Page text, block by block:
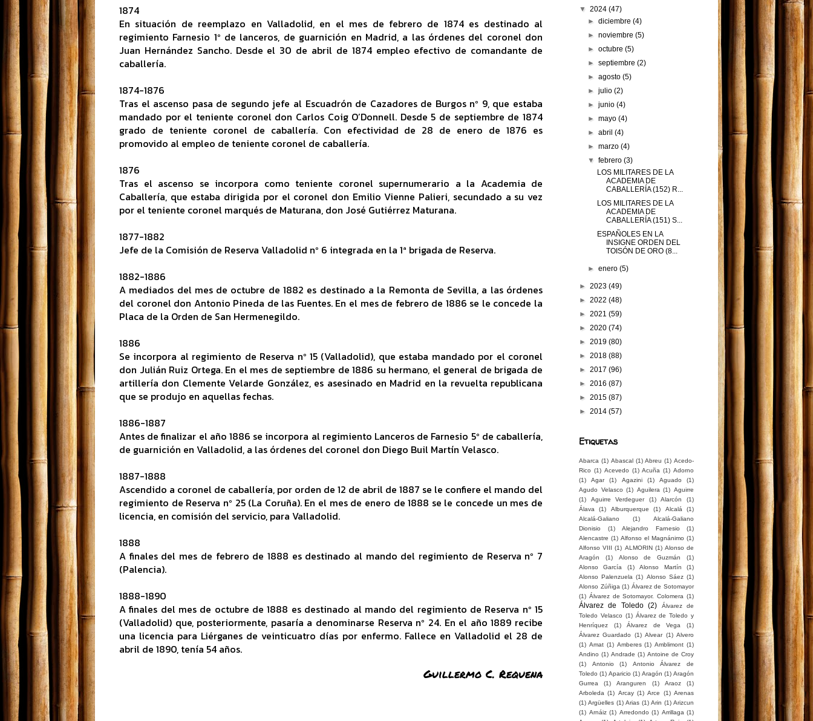
1874
En situación de reemplazo en Valladolid, en el mes de febrero de 1874 es destinado al
regimiento Farnesio 1º de lanceros, de guarnición en Madrid, a las órdenes del coronel don
Juan Hernández Sancho. Desde el 30 de abril de 1874 empleo efectivo de comandante de
caballería.
1874-1876
Tras el ascenso pasa de segundo jefe al Escuadrón de Cazadores de Burgos nº 9, que estaba
mandado por el teniente coronel don Carlos Coig O’Donnell. Desde 5 de septiembre de 1874
grado de teniente coronel de caballería. Con efectividad de 28 de enero de 1876 es
promovido al empleo de teniente coronel de caballería.
1876
Tras el ascenso se incorpora como teniente coronel supernumerario a la Academia de
Caballería, que estaba dirigida por el coronel don Emilio Vienne Palieri, secundado a su vez
por el teniente coronel marqués de Maturana, don José Gutiérrez Maturana.
1877-1882
Jefe de la Comisión de Reserva Valladolid nº 6 integrada en la 1ª brigada de Reserva.
1882-1886
A mediados del mes de octubre de 1882 es destinado a la Remonta de Sevilla, a las órdenes
del coronel don Antonio Pineda de las Fuentes. En el mes de febrero de 1886 se le concede la
Placa de la Orden de San Hermenegildo.
1886
Se incorpora al regimiento de Reserva nº 15 (Valladolid), que estaba mandado por el coronel
don Julián Ruiz Ortega. En el mes de septiembre de 1886 su hermano, el general de brigada de
artillería don Clemente Velarde González, es asesinado en Madrid en la revuelta republicana
que se produjo en aquellas fechas.
1886-1887
Antes de finalizar el año 1886 se incorpora al regimiento Lanceros de Farnesio 5º de caballería,
de guarnición en Valladolid, a las órdenes del coronel don Diego Buil Martín Velasco.
1887-1888
Ascendido a coronel de caballería, por orden de 12 de abril de 1887 se le confiere el mando del
regimiento de Reserva nº 25 (La Coruña). En el mes de enero de 1888 se le concede un mes de
licencia, en comisión del servicio, para Valladolid.
1888
A finales del mes de febrero de 1888 es destinado al mando del regimiento de Reserva nº 7
(Palencia).
1888-1890
A finales del mes de octubre de 1888 es destinado al mando del regimiento de Reserva nº 15
(Valladolid) que, posteriormente, pasaría a denominarse Reserva nº 24. En el año 1889 recibe
una licencia para Liérganes de veinticuatro días por enfermo. Fallece en Valladolid el 28 de
abril de 1890, tenía 54 años.
Guillermo C. Requena
▼ 2024 (47)
►diciembre(4)
►noviembre(5)
►octubre(5)
►septiembre(2)
►agosto(5)
►julio(2)
►junio(4)
►mayo(4)
►abril(4)
►marzo(4)
▼febrero(3)
LOS MILITARES DE LA
ACADEMIA DE
CABALLERÍA (152) R...
LOS MILITARES DE LA
ACADEMIA DE
CABALLERÍA (151) S...
ESPAÑOLES EN LA
INSIGNE ORDEN DEL
TOISÓN DE ORO (8...
►enero(5)
► 2023 (49)
► 2022 (48)
► 2021 (59)
► 2020 (74)
► 2019 (80)
► 2018 (88)
► 2017 (96)
► 2016 (87)
► 2015 (87)
► 2014 (57)
Etiquetas
Abarca (1) Abascal (1) Abreu (1) Acedo-
Rico (1) Acevedo (1) Acuña (1) Adorno
(1)
Agar (1) Agazini (1) Aguado
(1)
Agudo Velasco (1) Aguilera (1) Aguirre
(1)
Aguirre Verdeguer (1) Alarcón
(1)
Álava
(1) Alburquerque (1) Alcalá
(1)
Alcalá-Galiano
(1)
Alcalá-Galiano
Dionisio
(1) Alejandro Farnesio
(1)
Alencastre (1) Alfonso el Magnánimo (1)
Alfonso VIII (1) ALMORIN (1) Alonso de
Aragón
(1) Alonso de Guzmán
(1)
Alonso García
(1) Alonso Martín
(1)
Alonso Palenzuela (1) Alonso Sáez (1)
Alonso Zúñiga (1) Álvarez de Sotomayor
(1) Álvarez de Sotomayor. Colomera (1)
Álvarez de Toledo (2)
Álvarez de
Toledo Velasco (1) Álvarez de Toledo y
Henríquez
(1) Álvarez de Vega
(1)
Álvarez Guardado
(1) Alvear (1) Alvero
(1) Amat (1) Amberes (1) Amblimont (1)
Andino (1) Andrade (1) Antoine de Croy
(1)
Antonio (1)
Antonio Álvarez de
Toledo (1) Aparicio (1) Aragón (1) Aragón
Gurrea
(1) Aranguren (1) Araoz
(1)
Arboleda (1) Arcay (1) Arce (1) Arenas
(1) Argüelles (1) Arias (1) Arin (1) Arizcun
(1) Arnáiz (1) Arredondo (1) Arrillaga (1)